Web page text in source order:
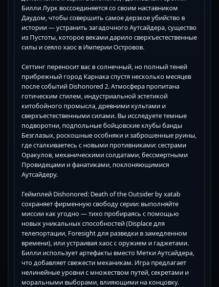
Билли Лурк воссоединяется со своим наставником
Даудом, чтобы совершить самое дерзкое убийство в
истории — устранить загадочного Аутсайдера, существо
из Пустоты, которое веками дарило сверхъестественные
силы и сеяло хаос в Империи Островов.
Сеттинг переносит вас в солнечный, но полный теней
прибрежный город Карнака спустя несколько месяцев
после событий Dishonored 2. Атмосфера пропитана
готическим стилем, индустриальной эстетикой
китобойного промысла, древними культами и
сверхъестественными силами. Вы исследуете темные
подворотни, подпольные бойцовские клубы банды
Безглазых, роскошные особняки и заброшенные руины,
где сталкиваетесь с новыми противниками: сестрами
Оракулов, механическими солдатами, бессмертными
Провидецами и фанатиками, поклоняющимися
Аутсайдеру.
Геймплей Dishonored: Death of the Outsider by xatab
сохраняет фирменную свободу серии: выполняйте
миссии как угодно — тихо пробираясь с помощью
новых уникальных способностей (Displace для
телепортации, Foresight для разведки в замедленном
времени), или устраивая хаос с оружием и гаджетами.
Билли использует артефакты вместо Метки Аутсайдера,
что добавляет свежести механикам. Игра предлагает
нелинейные уровни с множеством путей, секретами и
моральными выборами, влияющими на концовку.